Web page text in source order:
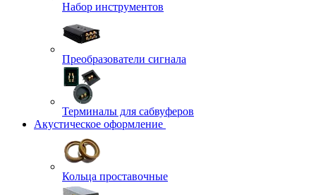
Набор инструментов
Преобразователи сигнала
Терминалы для сабвуферов
Акустическое оформление
Кольца проставочные